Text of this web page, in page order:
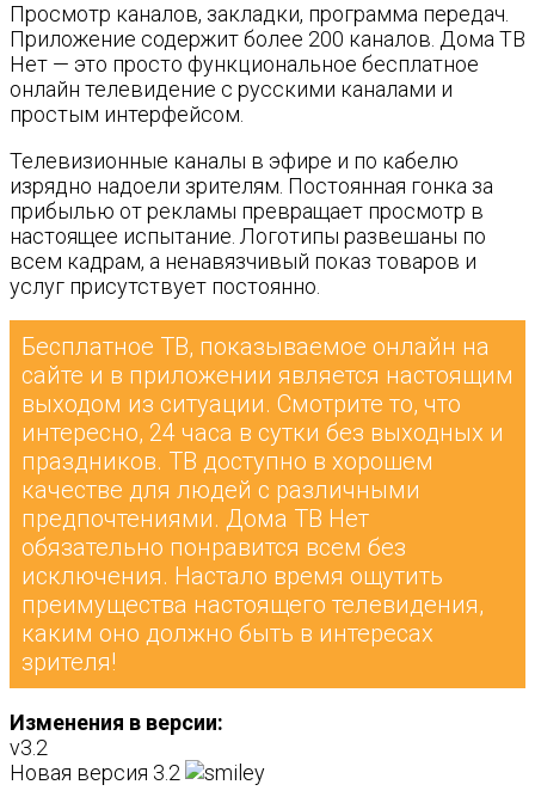
Просмотр каналов, закладки, программа передач.
Приложение содержит более 200 каналов. Дома ТВ
Нет — это просто функциональное бесплатное
онлайн телевидение с русскими каналами и
простым интерфейсом.
Телевизионные каналы в эфире и по кабелю
изрядно надоели зрителям. Постоянная гонка за
прибылью от рекламы превращает просмотр в
настоящее испытание. Логотипы развешаны по
всем кадрам, а ненавязчивый показ товаров и
услуг присутствует постоянно.
Бесплатное ТВ, показываемое онлайн на
сайте и в приложении является настоящим
выходом из ситуации. Смотрите то, что
интересно, 24 часа в сутки без выходных и
праздников. ТВ доступно в хорошем
качестве для людей с различными
предпочтениями. Дома ТВ Нет
обязательно понравится всем без
исключения. Настало время ощутить
преимущества настоящего телевидения,
каким оно должно быть в интересах
зрителя!
Изменения в версии:
v3.2
Новая версия 3.2